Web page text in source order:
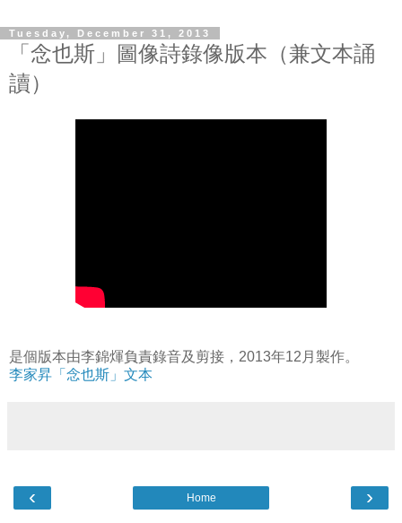
Tuesday, December 31, 2013
「念也斯」圖像詩錄像版本（兼文本誦
讀）
是個版本由李錦煇負責錄音及剪接，2013年12月製作。
李家昇「念也斯」文本
‹ ›
Home